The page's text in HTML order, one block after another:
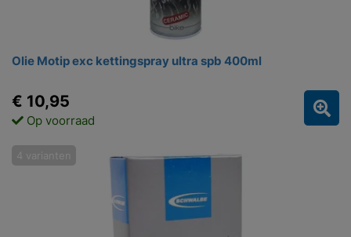
Olie Motip exc kettingspray ultra spb 400ml
€ 10,95
Op voorraad
4 varianten